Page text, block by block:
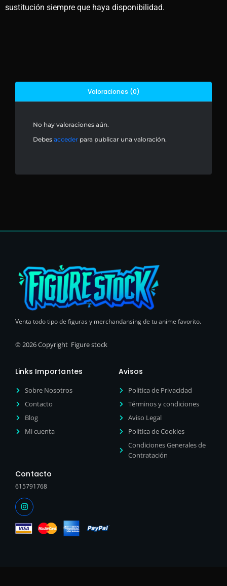
sustitución siempre que haya disponibilidad.
Valoraciones (0)
No hay valoraciones aún.
Debes acceder para publicar una valoración.
Venta todo tipo de figuras y merchandansing de tu anime favorito.
© 2026 Copyright Figure stock
Links Importantes
Sobre Nosotros
Contacto
Blog
Mi cuenta
Avisos
Política de Privacidad
Términos y condiciones
Aviso Legal
Política de Cookies
Condiciones Generales de
Contratación
Contacto
615791768